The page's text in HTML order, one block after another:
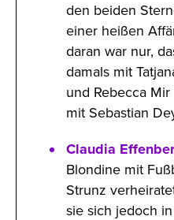
den beiden
einer heißen
daran war nur,
damals mit
und Rebecca
mit Sebastian
Claudia
Blondine mit
Strunz
sie sich jedoch